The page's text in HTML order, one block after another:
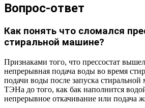
Вопрос-ответ
Как понять что сломался
стиральной машине?
Признаками того, что прессостат вышел
непрерывная подача воды во время
подачи воды после запуска
ТЭНа до того, как бак наполнится
непрерывное откачивание или подача